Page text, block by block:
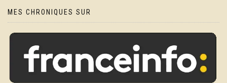
MES CHRONIQUES SUR